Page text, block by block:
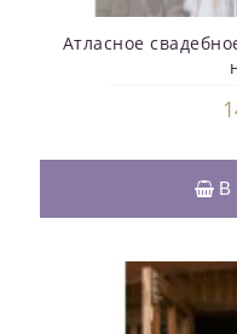
Атласное
В